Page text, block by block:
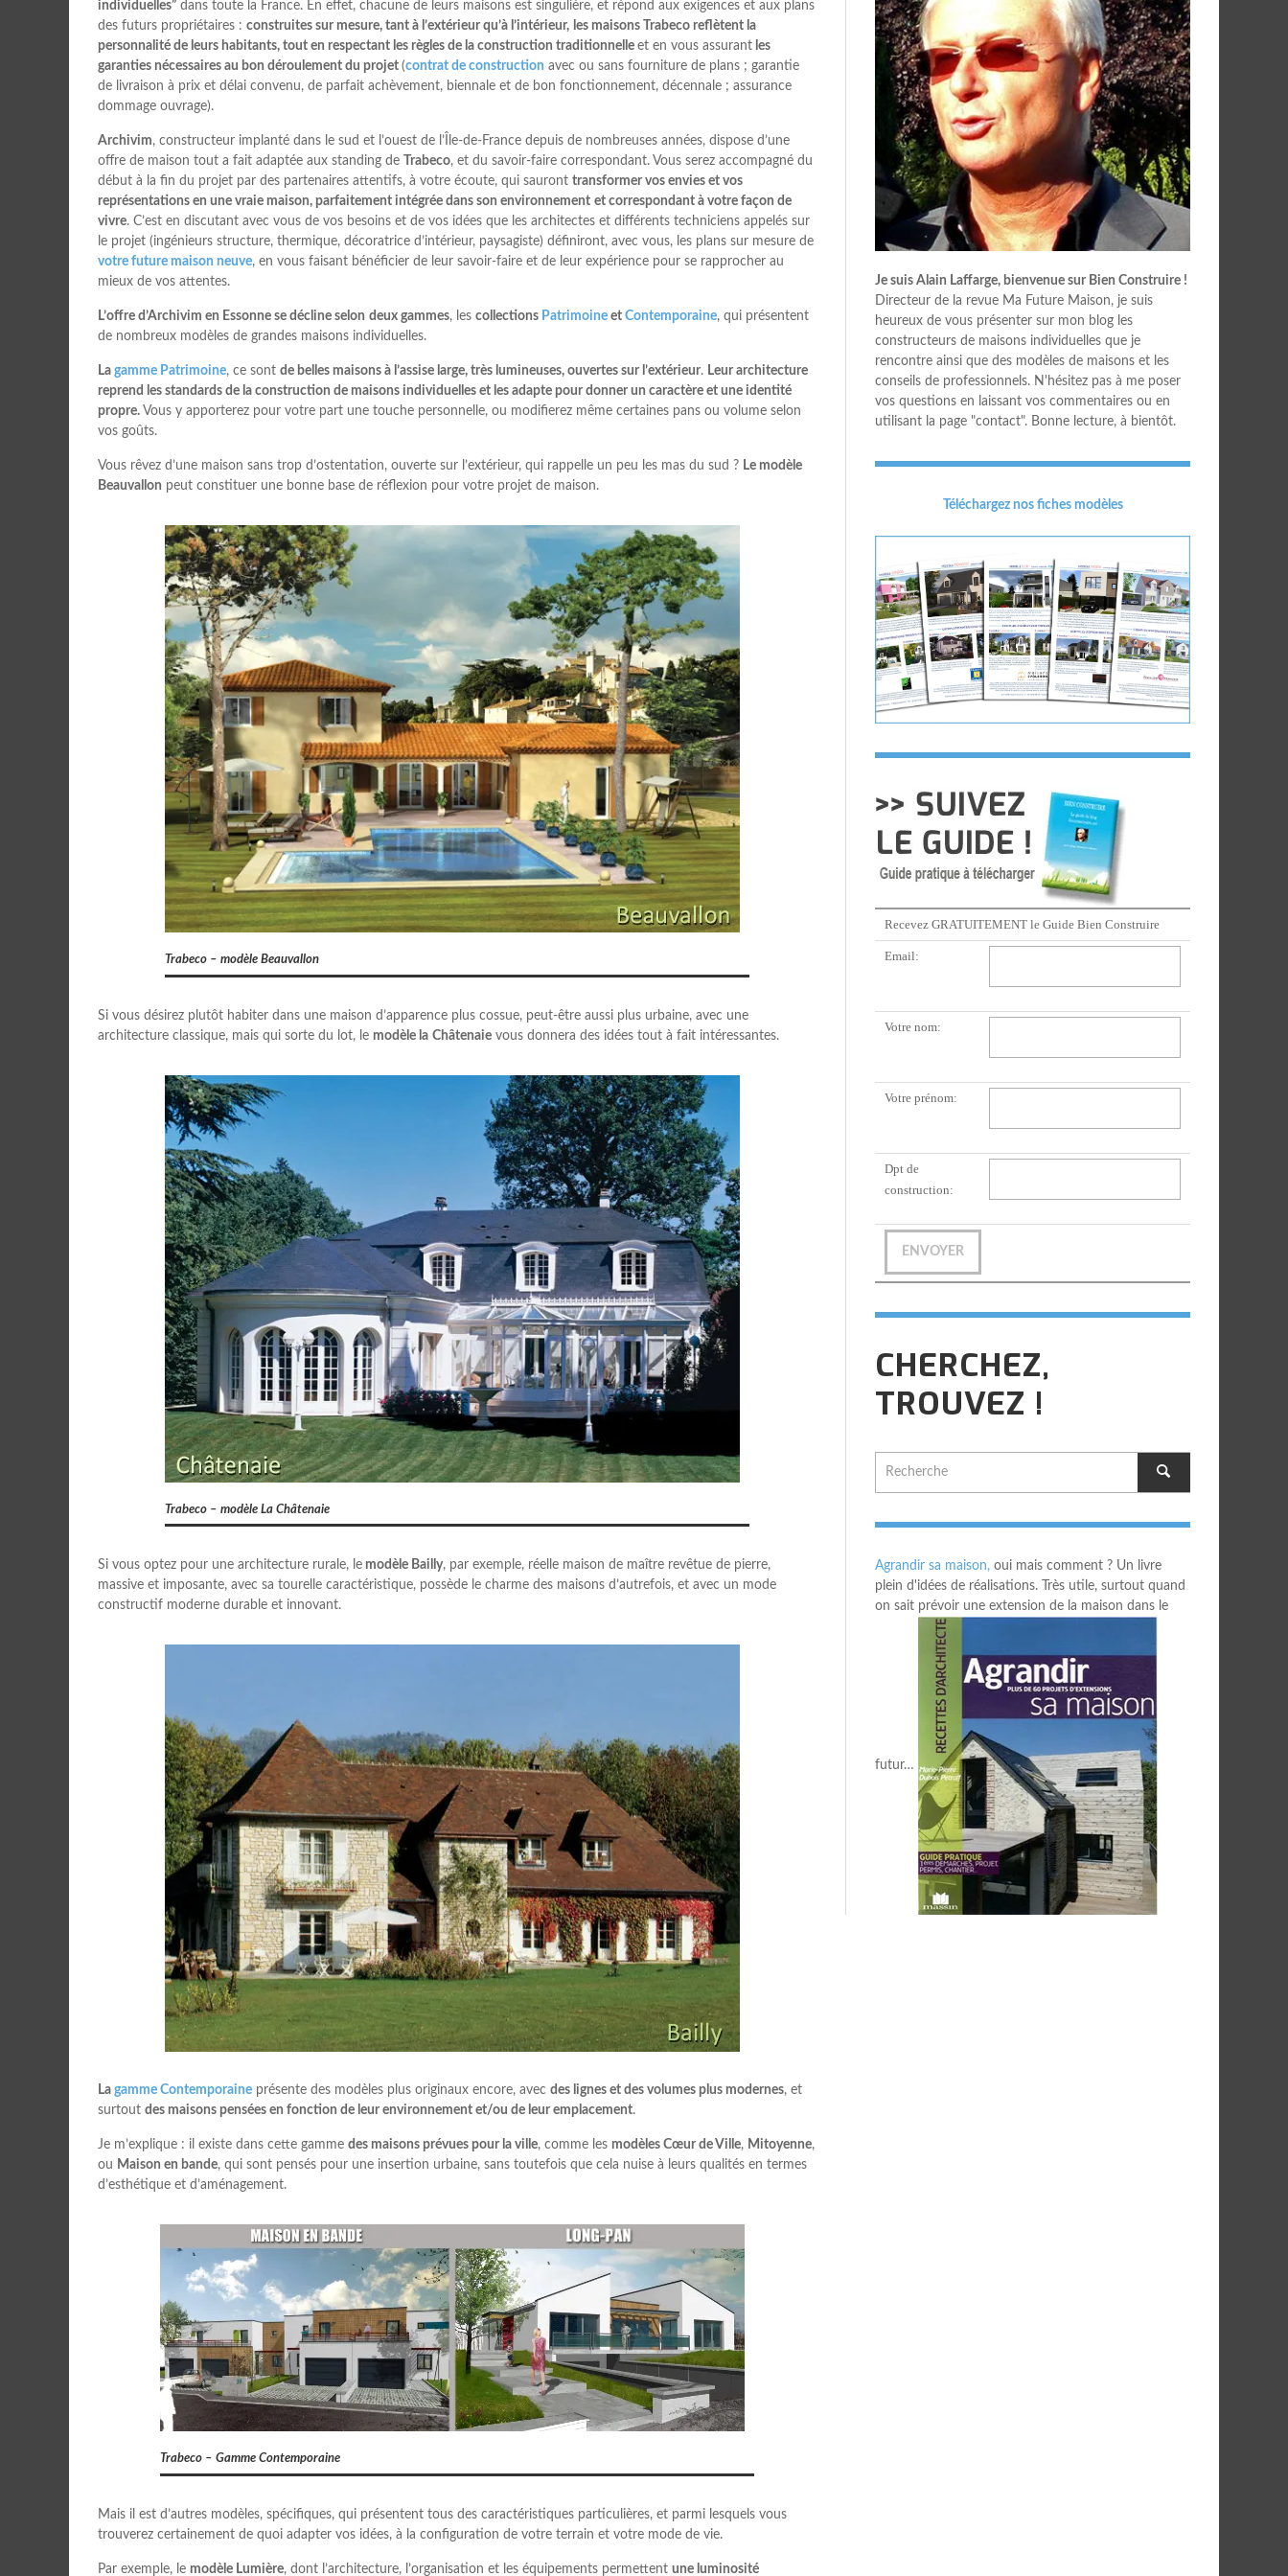
individuelles” dans toute la France. En effet, chacune de leurs maisons est singulière, et répond aux exigences et aux plans
des futurs propriétaires : construites sur mesure, tant à l’extérieur qu’à l’intérieur, les maisons Trabeco reflètent la
personnalité de leurs habitants, tout en respectant les règles de la construction traditionnelle et en vous assurant les
garanties nécessaires au bon déroulement du projet (contrat de construction avec ou sans fourniture de plans ; garantie
de livraison à prix et délai convenu, de parfait achèvement, biennale et de bon fonctionnement, décennale ; assurance
dommage ouvrage).
Archivim, constructeur implanté dans le sud et l’ouest de l’Île-de-France depuis de nombreuses années, dispose d’une
offre de maison tout a fait adaptée aux standing de
Trabeco, et du savoir-faire correspondant. Vous serez accompagné du
début à la fin du projet par des partenaires attentifs, à votre écoute, qui sauront transformer vos envies et vos
représentations en une vraie maison, parfaitement intégrée dans son environnement et correspondant à votre façon de
vivre. C’est en discutant avec vous de vos besoins et de vos idées que les architectes et différents techniciens appelés sur
le projet (ingénieurs structure, thermique, décoratrice d’intérieur, paysagiste) définiront, avec vous, les plans sur mesure de
votre future maison neuve, en vous faisant bénéficier de leur savoir-faire et de leur expérience pour se rapprocher au
mieux de vos attentes.
L’offre d’Archivim en Essonne se décline selon deux gammes, les collections Patrimoine et Contemporaine, qui présentent
de nombreux modèles de grandes maisons individuelles.
La gamme Patrimoine, ce sont de belles maisons à l’assise large, très lumineuses, ouvertes sur l’extérieur. Leur architecture
reprend les standards de la construction de maisons individuelles et les adapte pour donner un caractère et une identité
propre. Vous y apporterez pour votre part une touche personnelle, ou modifierez même certaines pans ou volume selon
vos goûts.
Vous rêvez d’une maison sans trop d’ostentation, ouverte sur l’extérieur, qui rappelle un peu les mas du sud ? Le modèle
Beauvallon peut constituer une bonne base de réflexion pour votre projet de maison.
Trabeco – modèle Beauvallon
Si vous désirez plutôt habiter dans une maison d’apparence plus cossue, peut-être aussi plus urbaine, avec une
architecture classique, mais qui sorte du lot, le modèle la Châtenaie vous donnera des idées tout à fait intéressantes.
Trabeco – modèle La Châtenaie
Si vous optez pour une architecture rurale, le modèle Bailly, par exemple, réelle maison de maître revêtue de pierre,
massive et imposante, avec sa tourelle caractéristique, possède le charme des maisons d’autrefois, et avec un mode
constructif moderne durable et innovant.
La gamme Contemporaine présente des modèles plus originaux encore, avec des lignes et des volumes plus modernes, et
surtout des maisons pensées en fonction de leur environnement et/ou de leur emplacement.
Je m’explique : il existe dans cette gamme des maisons prévues pour la ville, comme les modèles Cœur de Ville, Mitoyenne,
ou Maison en bande, qui sont pensés pour une insertion urbaine, sans toutefois que cela nuise à leurs qualités en termes
d’esthétique et d’aménagement.
Trabeco – Gamme Contemporaine
Mais il est d’autres modèles, spécifiques, qui présentent tous des caractéristiques particulières, et parmi lesquels vous
trouverez certainement de quoi adapter vos idées, à la configuration de votre terrain et votre mode de vie.
Par exemple, le modèle Lumière, dont l’architecture, l’organisation et les équipements permettent une luminosité
Je suis Alain Laffarge, bienvenue sur Bien Construire !
Directeur de la revue Ma Future Maison, je suis
heureux de vous présenter sur mon blog les
constructeurs de maisons individuelles que je
rencontre ainsi que des modèles de maisons et les
conseils de professionnels. N'hésitez pas à me poser
vos questions en laissant vos commentaires ou en
utilisant la page "contact". Bonne lecture, à bientôt.
Téléchargez nos fiches modèles
Recevez GRATUITEMENT le Guide Bien Construire
Email:
Votre nom:
Votre prénom:
Dpt de
construction:
CHERCHEZ,
TROUVEZ !
Agrandir sa maison, oui mais comment ? Un livre
plein d'idées de réalisations. Très utile, surtout quand
on sait prévoir une extension de la maison dans le
futur…